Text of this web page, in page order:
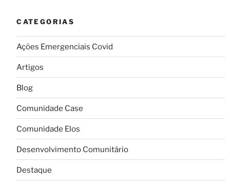
CATEGORIAS
Ações Emergenciais Covid
Artigos
Blog
Comunidade Case
Comunidade Elos
Desenvolvimento Comunitário
Destaque